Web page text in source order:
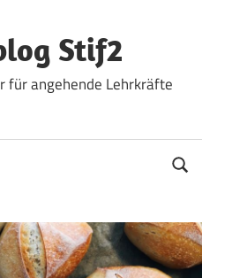
Stif2
für angehende Lehrkräfte